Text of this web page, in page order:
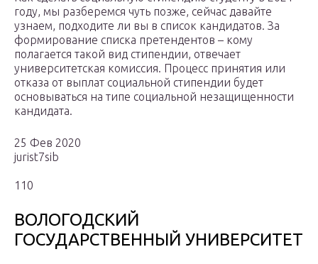
году, мы разберемся чуть позже, сейчас давайте
узнаем, подходите ли вы в список кандидатов. За
формирование списка претендентов – кому
полагается такой вид стипендии, отвечает
университетская комиссия. Процесс принятия или
отказа от выплат социальной стипендии будет
основываться на типе социальной незащищенности
кандидата.
25 Фев 2020
jurist7sib
110
ВОЛОГОДСКИЙ
ГОСУДАРСТВЕННЫЙ УНИВЕРСИТЕТ